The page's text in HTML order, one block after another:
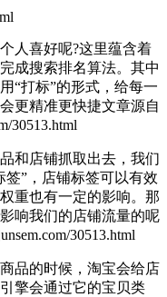
人喜好呢?这里蕴含着
成搜索排名算法。其中
“打标”的形式，给每一
更精准更快捷文章源自
30513.html
和店铺抓取出去，我们
”，店铺标签可以有效
重也有一定的影响。那
响我们的店铺流量的呢
30513.html
品的时候，淘宝会给店
擎会通过它的宝贝类